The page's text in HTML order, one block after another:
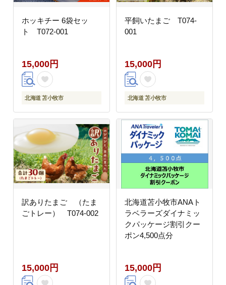
ホッキチー 6袋セッ
ト T072-001
15,000円
北海道 苫小牧市
平飼いたまご T074-
001
15,000円
北海道 苫小牧市
訳ありたまご （たま
ごトレー） T074-002
15,000円
北海道苫小牧市ANAト
ラベラーズダイナミッ
クパッケージ割引クー
ポン4,500点分
15,000円